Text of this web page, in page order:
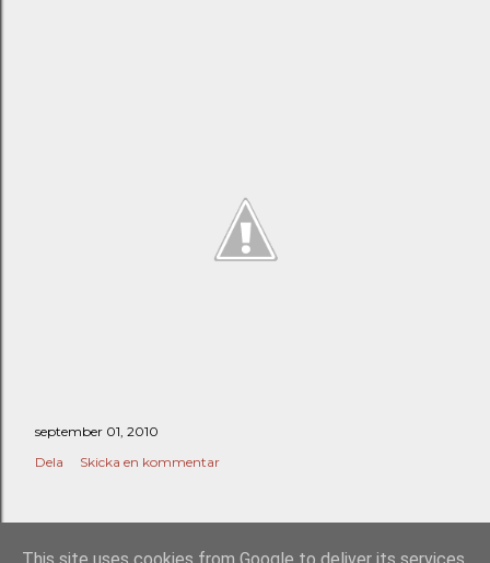
september 01, 2010
Dela
Skicka en kommentar
ÄLDRE INLÄGG